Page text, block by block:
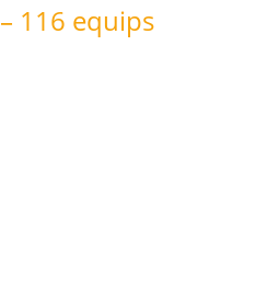
116 equips